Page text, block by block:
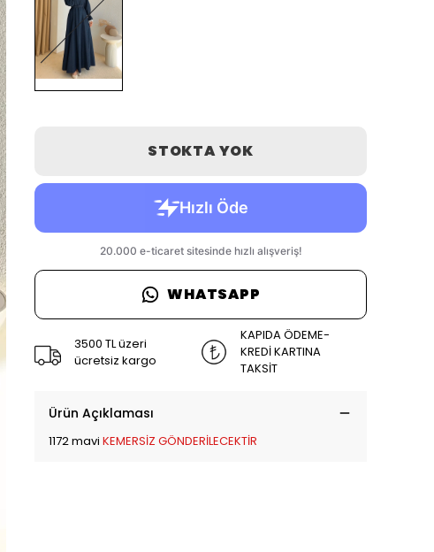
STOKTA YOK
WHATSAPP
3500 TL üzeri
ücretsiz kargo
KAPIDA ÖDEME-
KREDİ KARTINA
TAKSİT
Ürün Açıklaması
1172 mavi KEMERSİZ GÖNDERİLECEKTİR